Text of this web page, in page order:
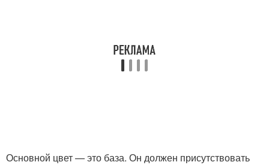
Основной цвет — это база. Он должен присутствовать